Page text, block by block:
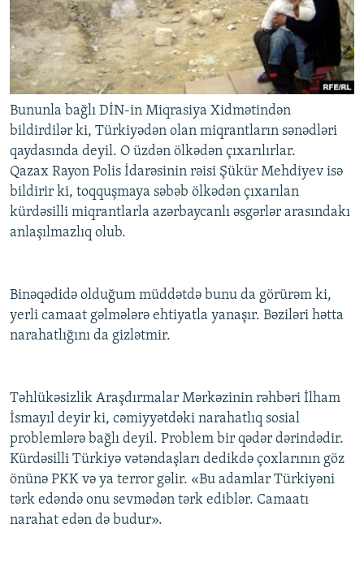
Bununla bağlı DİN-in Miqrasiya Xidmətindən
bildirdilər ki, Türkiyədən olan miqrantların sənədləri
qaydasında deyil. O üzdən ölkədən çıxarılırlar.
Qazax Rayon Polis İdarəsinin rəisi Şükür Mehdiyev isə
bildirir ki, toqquşmaya səbəb ölkədən çıxarılan
kürdəsilli miqrantlarla azərbaycanlı əsgərlər arasındakı
anlaşılmazlıq olub.
Binəqədidə olduğum müddətdə bunu da görürəm ki,
yerli camaat gəlmələrə ehtiyatla yanaşır. Bəziləri hətta
narahatlığını da gizlətmir.
Təhlükəsizlik Araşdırmalar Mərkəzinin rəhbəri İlham
İsmayıl deyir ki, cəmiyyətdəki narahatlıq sosial
problemlərə bağlı deyil. Problem bir qədər dərindədir.
Kürdəsilli Türkiyə vətəndaşları dedikdə çoxlarının göz
önünə PKK və ya terror gəlir. «Bu adamlar Türkiyəni
tərk edəndə onu sevmədən tərk ediblər. Camaatı
narahat edən də budur».